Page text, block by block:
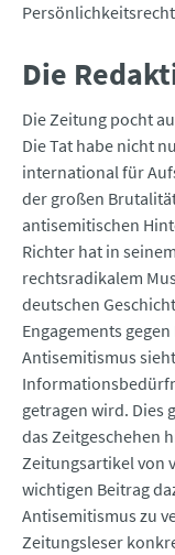
Die
Die Zeitung pocht
Die Tat habe nicht
international für
der großen
antisemitischen
Richter hat in
rechtsradikalem
deutschen
Engagements
Antisemitismus
getragen wird. Dies
das Zeitgeschehen
Zeitungsartikel von
wichtigen Beitrag
Antisemitismus zu
Zeitungsleser